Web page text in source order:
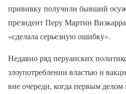
прививку получили бывший
президент Перу Мартин
«сделала серьезную ошибку».
Недавно ряд перуанских
злоупотреблении властью и
вне очереди, когда первым